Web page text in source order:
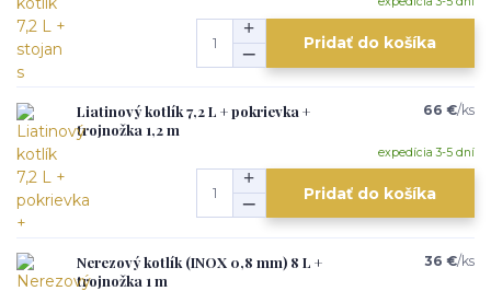
Pridať do košíka
Liatinový kotlík 7,2 L + pokrievka +
trojnožka 1,2 m
66 €/ks
expedícia 3-5 dní
Pridať do košíka
Nerezový kotlík (INOX 0,8 mm) 8 L +
trojnožka 1 m
36 €/ks